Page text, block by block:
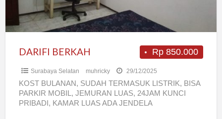
Rp 850.000
DARIFI BERKAH
Surabaya Selatan muhricky 29/12/2025
KOST BULANAN, SUDAH TERMASUK LISTRIK, BISA
PARKIR MOBIL, JEMURAN LUAS, 24JAM KUNCI
PRIBADI, KAMAR LUAS ADA JENDELA